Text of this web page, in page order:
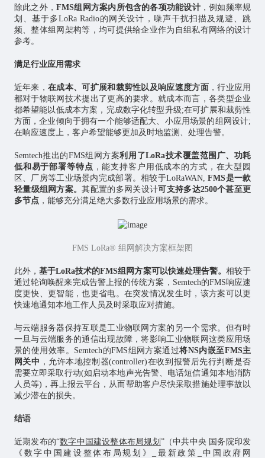
除此之外，FMS组网方案内所包含的各项功能设计，例如频率规
划、基于多LoRa Radio的网关设计，噪声干扰扫描及规避、跳
频、整体组网架构等，均可提供给企业作为自组私有网络的设计
参考。
满足行业应用需求
近年来，在成本、可扩展和裁剪性以及响应速度方面 ，行业应用
都对于物联网技术提出了更高的要求。就成本而言，各类型企业
都希望能以低成本方案，完成数字化转型升级;在可扩展和裁剪性
方面，企业倾向于拥有一个能够适配大、小应用场景的组网设计;
在响应速度上，客户希望能够更加及时地监测、处理告警。
Semtech推出的FMS组网方案利用了LoRa技术覆盖范围广、功耗
低和易于部署等特点 ，能支持客户用低成本的方式，在大型园
区、厂房等工业场景内完成部署。相较于LoRaWAN,FMS是一款
轻量级组网方案。其配置的多网关设计可支持多达2500个甚至更
多节点，能够充分满足绝大多数行业应用场景的需求。
FMS LoRa® 组网解决方案框架图
此外，基于LoRa技术的FMS组网方案可以快速处理告警。相较于
通过轮询唤醒来完成告警上报的传统方案，Semtech的FMS响应速
度更快、更智能，也更省电。在突发情况发生时，该方案可以更
快速地通知本地工作人员及时采取应对措施。
与云端服务器保持互联是工业物联网方案的另一个需求。但有时
一旦与云端服务的通信出现故障，将影响工业物联网这类应用场
景的使用效率。Semtech的FMS组网方案通过将NS内嵌至FMS主
网关中 ，允许本地控制器(controller)在收到报警后先行判断是否
需要立即采取行动(如启动本地声光告警、电话短信通知本地消防
人员等)，再上报云平台，从而帮助客户尽快采取措施处理事故以
减少潜在的损失。
结语
近期发布的“数字中国建设整体布局规划 ”（中共中央 国务院印发
《数字中国建设整体布局规划》_最新政策_中国政府网